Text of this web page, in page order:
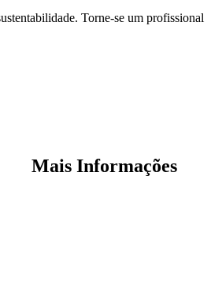
Torne-se um profissional
Mais Informações